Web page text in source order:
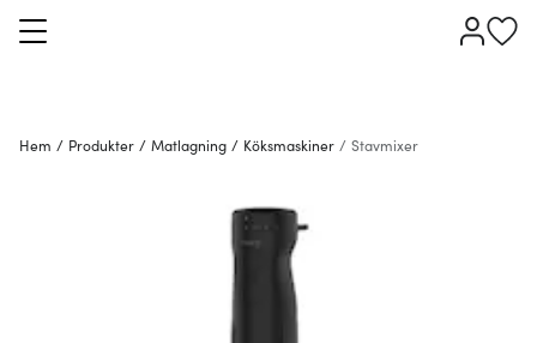
Hem / Produkter / Matlagning / Köksmaskiner / Stavmixer